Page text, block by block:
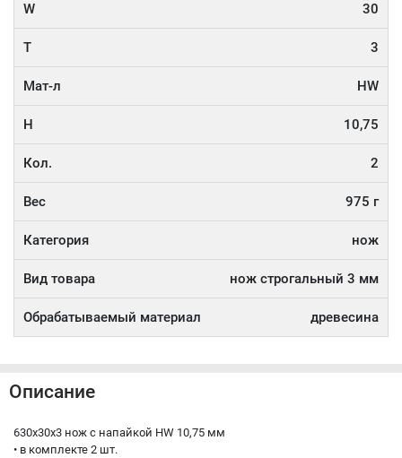
W 30
T 3
Мат-л HW
H 10,75
Кол. 2
Вес 975 г
Категория нож
Вид товара нож строгальный 3 мм
Обрабатываемый материал древесина
Описание
630x30x3 нож с напайкой HW 10,75 мм
• в комплекте 2 шт.